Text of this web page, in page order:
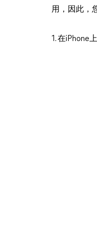
用，因此，
1. 在iPhone